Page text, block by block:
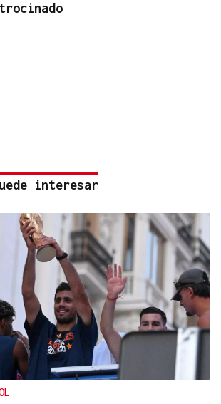
interesar